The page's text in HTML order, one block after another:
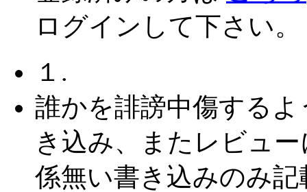
ログインして下さい。
１.
誰かを誹謗中傷するよ
き込み、またレビュー
係無い書き込みのみ記